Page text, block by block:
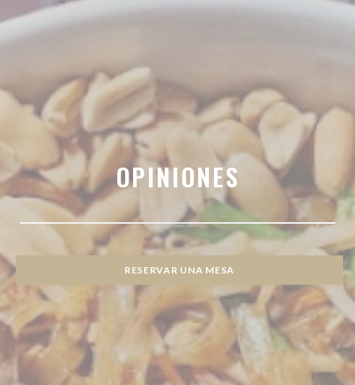
OPINIONES
RESERVAR UNA MESA